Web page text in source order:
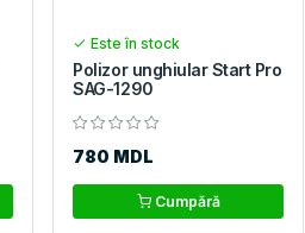
Este în stock
Polizor unghiular Start Pro
SAG-1290
780 MDL
Cumpără